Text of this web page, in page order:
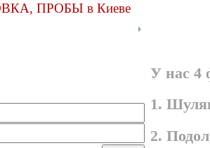
ПРОБЫ в Киеве
У нас 4
1.
2.